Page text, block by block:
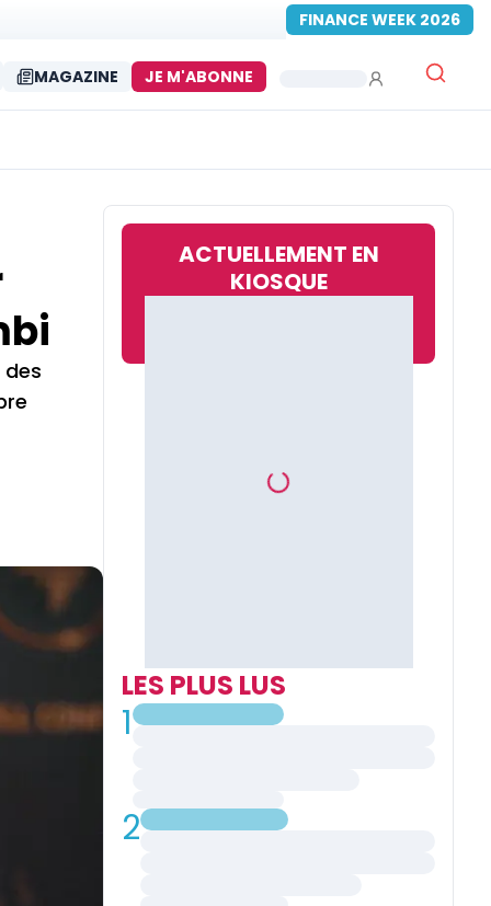
FINANCE WEEK 2026
MAGAZINE JE M'ABONNE
des
ACTUELLEMENT EN
KIOSQUE
LES PLUS LUS
1
2